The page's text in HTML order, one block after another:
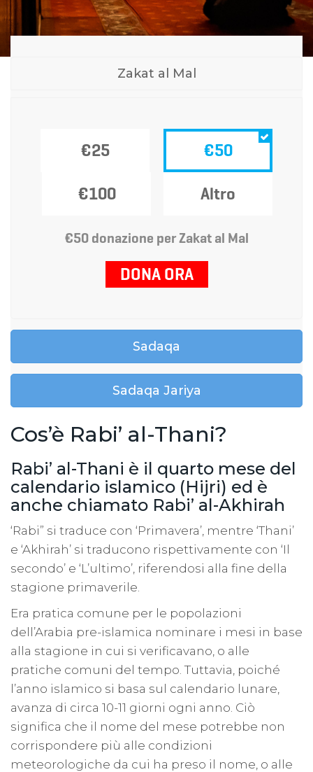
Zakat al Mal
€25 €50
€100 Altro
€50 donazione per Zakat al Mal
DONA ORA
Sadaqa
Sadaqa Jariya
Cos’è Rabi’ al-Thani?
Rabi’ al-Thani è il quarto mese del
calendario islamico (Hijri) ed è
anche chiamato Rabi’ al-Akhirah
‘Rabi” si traduce con ‘Primavera’, mentre ‘Thani’
e ‘Akhirah’ si traducono rispettivamente con ‘Il
secondo’ e ‘L’ultimo’, riferendosi alla fine della
stagione primaverile.
Era pratica comune per le popolazioni
dell’Arabia pre-islamica nominare i mesi in base
alla stagione in cui si verificavano, o alle
pratiche comuni del tempo. Tuttavia, poiché
l’anno islamico si basa sul calendario lunare,
avanza di circa 10-11 giorni ogni anno. Ciò
significa che il nome del mese potrebbe non
corrispondere più alle condizioni
meteorologiche da cui ha preso il nome, o alle